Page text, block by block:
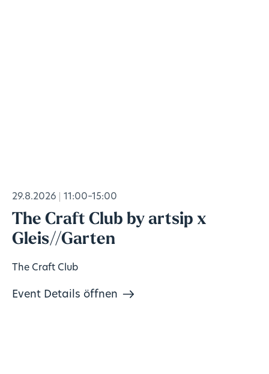
29.8.2026 11:00–15:00
The Craft Club by artsip x
Gleis//Garten
The Craft Club
Event Details öffnen